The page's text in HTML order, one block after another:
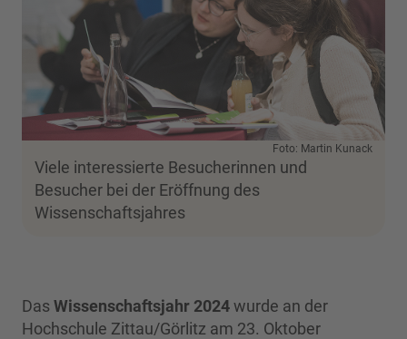
Foto: Martin Kunack
Viele interessierte Besucherinnen und
Besucher bei der Eröffnung des
Wissenschaftsjahres
Das Wissenschaftsjahr 2024wurde an der
Hochschule Zittau/Görlitz am 23. Oktober